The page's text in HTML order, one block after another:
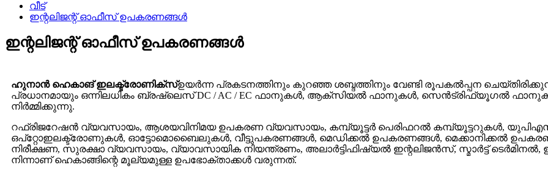
വീട്
ഇന്റലിജന്റ് ഓഫീസ് ഉപകരണങ്ങൾ
ഇന്റലിജന്റ് ഓഫീസ് ഉപകരണങ്ങൾ
ഹുനാൻ ഹെകാങ് ഇലക്ട്രോണിക്സ്ഉയർന്ന പ്രകടനത്തിനും കുറഞ്ഞ ശബ്ദത്തിനും വേണ്ടി രൂപകൽപ്പന
പ്രധാനമായും ഒന്നിലധികം ബ്രഷ്‌ലെസ് DC / AC / EC ഫാനുകൾ, ആക്സിയൽ ഫാനുകൾ, സെൻട്രിഫ്യൂഗൽ
നിർമ്മിക്കുന്നു.
റഫ്രിജറേഷൻ വ്യവസായം, ആശയവിനിമയ ഉപകരണ വ്യവസായം, കമ്പ്യൂട്ടർ പെരിഫറൽ കമ്പ്യൂട്ടറുകൾ,
ഒപ്റ്റോഇലക്ട്രോണുകൾ, ഓട്ടോമൊബൈലുകൾ, വീട്ടുപകരണങ്ങൾ, മെഡിക്കൽ ഉപകരണങ്ങൾ, മെക്കാനിക്കൽ
നിരീക്ഷണ, സുരക്ഷാ വ്യവസായം, വ്യാവസായിക നിയന്ത്രണം, അലാർട്ടിഫിഷ്യൽ ഇന്റലിജൻസ്, സ്മാർട്ട് ടെർമിനൽ,
നിന്നാണ് ഹെകാങ്ങിന്റെ മൂല്യമുള്ള ഉപഭോക്താക്കൾ വരുന്നത്.